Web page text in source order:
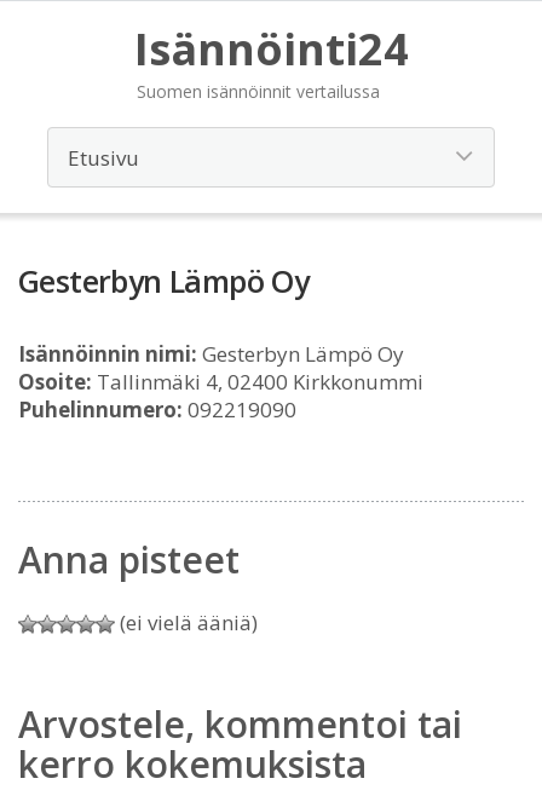
Isännöinti24
Suomen isännöinnit vertailussa
Gesterbyn Lämpö Oy
Isännöinnin nimi: Gesterbyn Lämpö Oy
Osoite: Tallinmäki 4, 02400 Kirkkonummi
Puhelinnumero: 092219090
Anna pisteet
(ei vielä ääniä)
Arvostele, kommentoi tai
kerro kokemuksista